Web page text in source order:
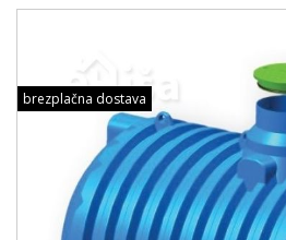
brezplačna dostava